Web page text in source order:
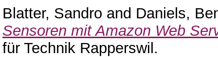
Blatter, Sandro and Daniels,
Sensoren mit Amazon Web
für Technik Rapperswil.